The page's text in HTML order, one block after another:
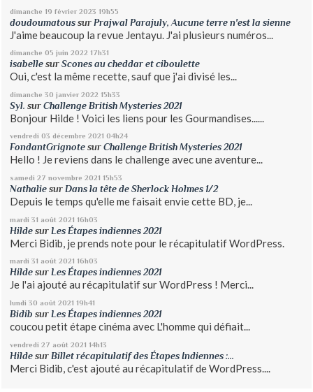
dimanche 19 février 2023 19h55
doudoumatous sur Prajwal Parajuly, Aucune terre n'est la sienne
J'aime beaucoup la revue Jentayu. J'ai plusieurs numéros...
dimanche 05 juin 2022 17h31
isabelle surScones au cheddar et ciboulette
Oui, c'est la même recette, sauf que j'ai divisé les...
dimanche 30 janvier 2022 15h33
Syl. surChallenge British Mysteries 2021
Bonjour Hilde ! Voici les liens pour les Gourmandises......
vendredi 03 décembre 2021 04h24
FondantGrignote surChallenge British Mysteries 2021
Hello ! Je reviens dans le challenge avec une aventure...
samedi 27 novembre 2021 15h53
Nathalie surDans la tête de Sherlock Holmes 1/2
Depuis le temps qu'elle me faisait envie cette BD, je...
mardi 31 août 2021 16h03
Hilde sur Les Étapes indiennes 2021
Merci Bidib, je prends note pour le récapitulatif WordPress.
mardi 31 août 2021 16h03
Hilde surLes Étapes indiennes 2021
Je l'ai ajouté au récapitulatif sur WordPress ! Merci...
lundi 30 août 2021 19h41
Bidib sur Les Étapes indiennes 2021
coucou petit étape cinéma avec L'homme qui défiait...
vendredi 27 août 2021 14h13
Hilde sur Billet récapitulatif des Étapes Indiennes :...
Merci Bidib, c'est ajouté au récapitulatif de WordPress....